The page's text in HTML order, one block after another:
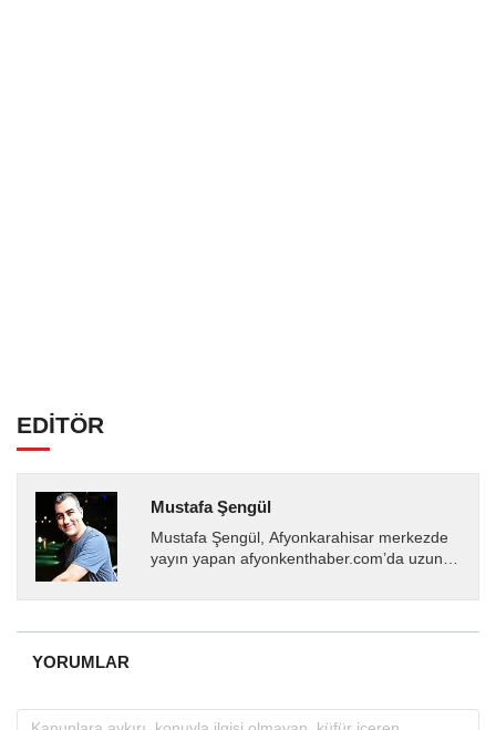
EDİTÖR
Mustafa Şengül
Mustafa Şengül, Afyonkarahisar merkezde
yayın yapan afyonkenthaber.com’da uzun
almakta, haber akışı...
YORUMLAR